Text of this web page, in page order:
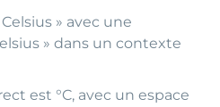
» avec une
» dans un contexte
est °C, avec un espace